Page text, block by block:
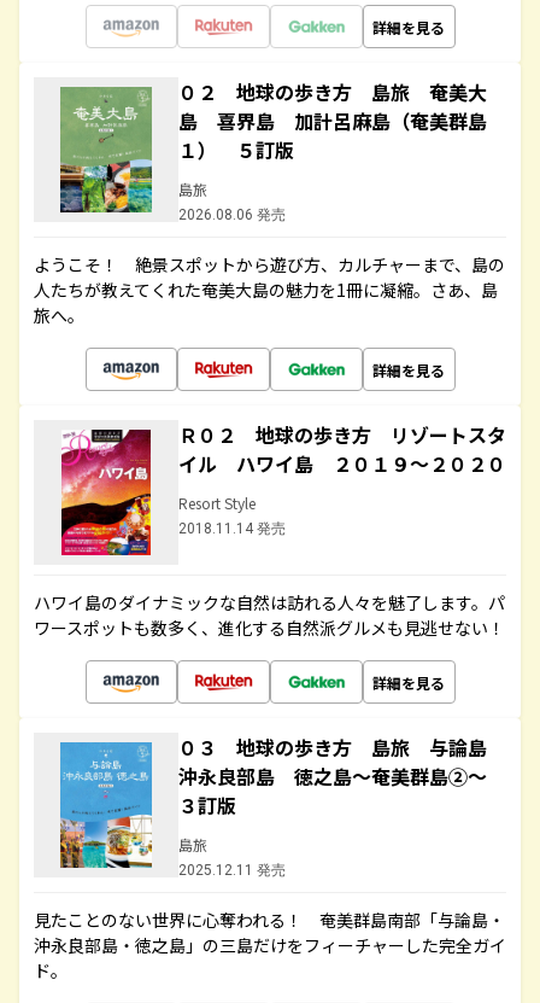
詳細を見る
０２ 地球の歩き方 島旅 奄美大
島 喜界島 加計呂麻島（奄美群島
１） ５訂版
島旅
2026.08.06 発売
ようこそ！ 絶景スポットから遊び方、カルチャーまで、島の
人たちが教えてくれた奄美大島の魅力を1冊に凝縮。さあ、島
旅へ。
詳細を見る
Ｒ０２ 地球の歩き方 リゾートスタ
イル ハワイ島 ２０１９～２０２０
Resort Style
2018.11.14 発売
ハワイ島のダイナミックな自然は訪れる人々を魅了します。パ
ワースポットも数多く、進化する自然派グルメも見逃せない！
詳細を見る
０３ 地球の歩き方 島旅 与論島
沖永良部島 徳之島～奄美群島②～
３訂版
島旅
2025.12.11 発売
見たことのない世界に心奪われる！ 奄美群島南部「与論島・
沖永良部島・徳之島」の三島だけをフィーチャーした完全ガイ
ド。